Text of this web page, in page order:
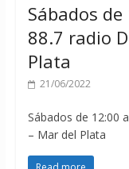
Sábados
88.7 radio
Plata
21/06/2022
Sábados de 12:00
– Mar del Plata